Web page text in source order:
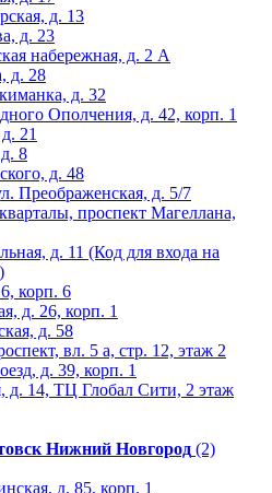
д. 13
д. 23
набережная, д. 2 А
д. 28
д. 32
Ополчения, д. 42, корп. 1
21
8
д. 48
Преображенская, д. 5/7
проспект Магеллана,
д. 11 (Код для входа на
корп. 6
д. 26, корп. 1
д. 58
вл. 5 а, стр. 12, этаж 2
д. 39, корп. 1
д. 14, ТЦ Глобал Сити, 2 этаж
Нижний Новгород (2)
д. 85, корп. 1